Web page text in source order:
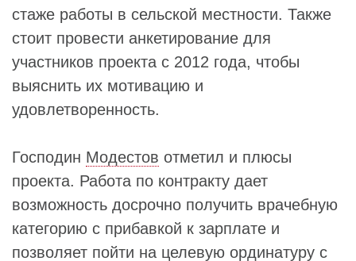
стаже работы в сельской местности. Также
стоит провести анкетирование для
участников проекта с 2012 года, чтобы
выяснить их мотивацию и
удовлетворенность.
Господин Модестов отметил и плюсы
проекта. Работа по контракту дает
возможность досрочно получить врачебную
категорию с прибавкой к зарплате и
позволяет пойти на целевую ординатуру с